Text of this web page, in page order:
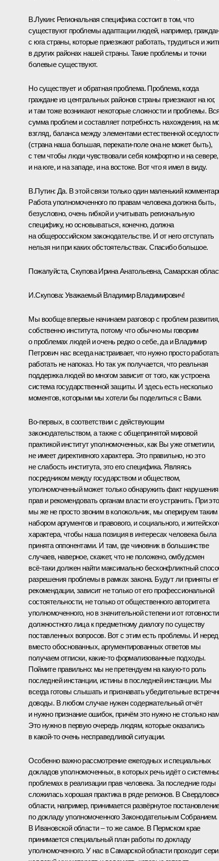
В.Лукин: Региональная специфика состоит в том, что
существуют проблемы адаптации людей, например, граждан
с юга страны, которые приезжают работать, трудиться и
в других районах нашей страны. Такие проблемы и точки
болевые существуют.
Но существует и обратная проблема. Проблема, когда
граждане из центральных районов страны приезжают на юг,
и там тоже возникают некоторые сложности и проблемы.
сумма проблем и составляет потребность нахождения, на
взгляд, баланса между элементами естественной
(страна наша большая, перекати-поле она не может быть),
с тем чтобы люди чувствовали себя комфортно и на севере,
и на юге, и на западе, и на востоке. Вот что я имел в виду.
В.Путин: Да. В этой связи только один маленький
Работа уполномоченного по правам человека должна быть,
безусловно, очень гибкой и учитывать региональную
специфику, но основываться, конечно, должна
на общероссийском законодательстве. И от него отступать
нельзя ни при каких обстоятельствах. Спасибо большое.
Пожалуйста, Скупова Ирина Анатольевна, Самарская
И.Скупова: Уважаемый Владимир Владимирович!
Мы вообще впервые начинаем разговор с проблем развития,
собственно института, потому что обычно мы говорим
о проблемах людей и очень редко о себе, да и Владимир
Петрович нас всегда настраивает, что нужно просто
работать не напоказ. Но так уж получается, что реальная
поддержка людей во многом зависит от того, как устроена
система государственной защиты. И здесь есть несколько
моментов, которыми мы хотели бы поделиться с Вами.
Во‑первых, в соответствии с действующим
законодательством, а также с общепринятой мировой
практикой институт уполномоченных, как Вы уже отметили,
не имеет директивного характера. Это правильно, но это
не слабость института, это его специфика. Являясь
посредником между государством и обществом,
уполномоченный может только обнаружить факт нарушения
прав и рекомендовать органам власти его устранить. При
мы же не просто звоним в колокольчик, мы оперируем таким
набором аргументов и правового, и социального, и
характера, чтобы наша позиция в интересах человека была
принята оппонентами. И там, где чиновник в большинстве
случаев, наверное, скажет, что не положено, омбудсмен
всё‑таки должен найти максимально бесконфликтный
разрешения проблемы в рамках закона. Будут ли приняты
рекомендации, зависит не только от его профессиональной
состоятельности, не только от общественного авторитета
уполномоченного, но в значительной степени и от готовности
должностного лица к предметному диалогу по существу
поставленных вопросов. Вот с этим есть проблемы. И
вместо обоснованных, аргументированных ответов мы
получаем отписки, какие‑то формализованные подходы.
Поймите правильно: мы не претендуем на какую‑то роль
последней инстанции, истины в последней инстанции. Мы
всегда готовы слышать и признавать убедительные
доводы. В любом случае нужен содержательный отчёт
и нужно признание ошибок, причём это нужно не столько
Это нужно в первую очередь людям, которые оказались
в какой‑то очень несправедливой ситуации.
Особенно важно рассмотрение ежегодных и специальных
докладов уполномоченных, в которых речь идёт о
проблемах в реализации прав человека. За последние годы
сложилась хорошая практика в ряде регионов. В
области, например, принимается развёрнутое
по докладу уполномоченного Законодательным Собранием.
В Ивановской области – то же самое. В Пермском крае
принимается специальный план работы по докладу
уполномоченного. У нас в Самарской области проходит